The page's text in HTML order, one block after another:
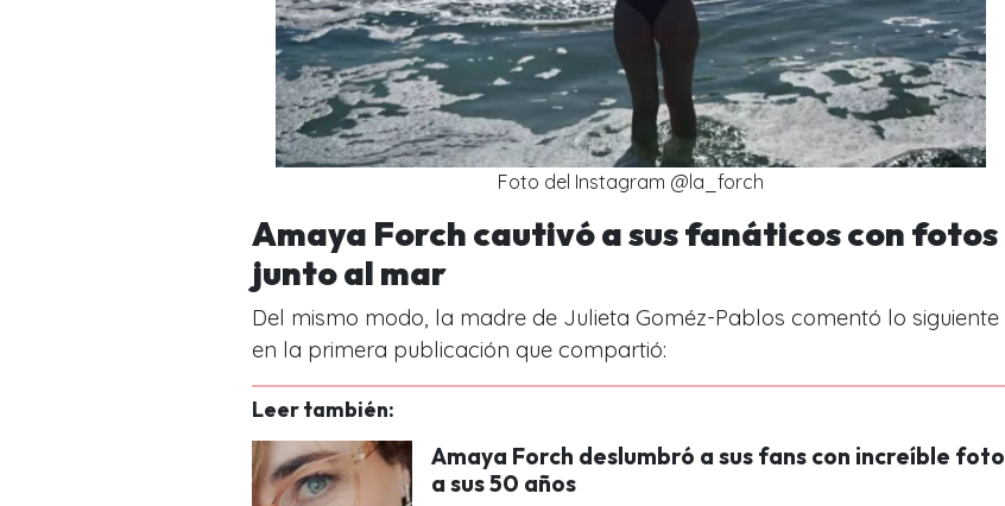
Foto del Instagram @la_forch
Amaya Forch cautivó a sus fanáticos con fotos
junto al mar
Del mismo modo, la madre de Julieta Goméz-Pablos comentó lo siguiente
en la primera publicación que compartió:
Leer también:
Amaya Forch deslumbró a sus fans con increíble foto
a sus 50 años